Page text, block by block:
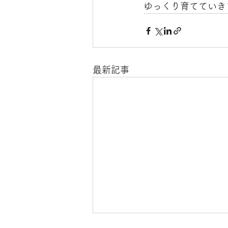
ゆっくり育ててい
最新記事